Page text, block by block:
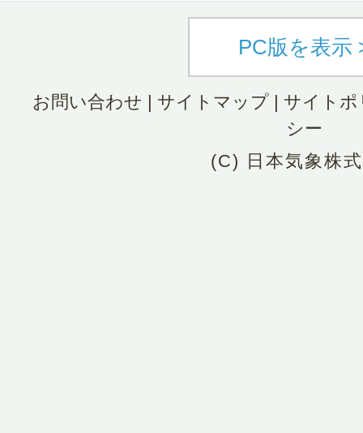
PC版を表示
お問い合わせ | サイトマップ| サイトポ
シー
(C) 日本気象株